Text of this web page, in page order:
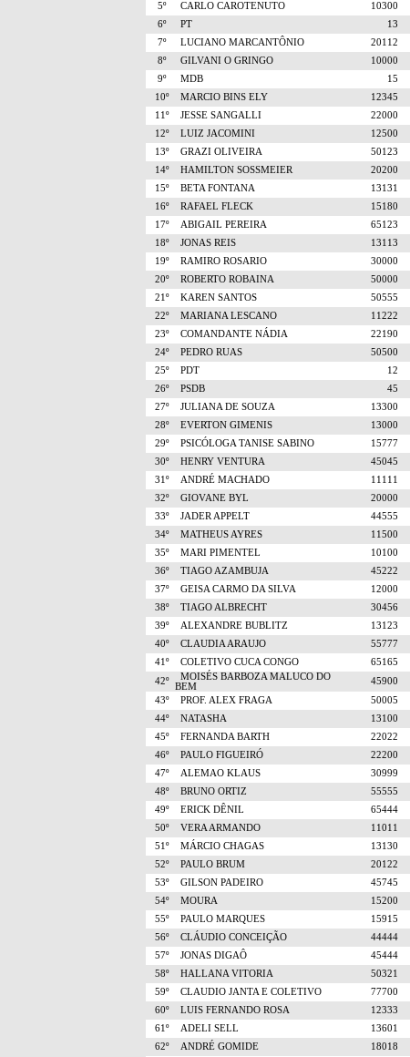
5º
CARLO CAROTENUTO 10300
6º
PT 13
7º
LUCIANO MARCANTÔNIO 20112
8º
GILVANI O GRINGO 10000
9º
MDB 15
10º
MARCIO BINS ELY 12345
11º
JESSE SANGALLI 22000
12º
LUIZ JACOMINI 12500
13º
GRAZI OLIVEIRA 50123
14º
HAMILTON SOSSMEIER 20200
15º
BETA FONTANA 13131
16º
RAFAEL FLECK 15180
17º
ABIGAIL PEREIRA 65123
18º
JONAS REIS 13113
19º
RAMIRO ROSARIO 30000
20º
ROBERTO ROBAINA 50000
21º
KAREN SANTOS 50555
22º
MARIANA LESCANO 11222
23º
COMANDANTE NÁDIA 22190
24º
PEDRO RUAS 50500
25º
PDT 12
26º
PSDB 45
27º
JULIANA DE SOUZA 13300
28º
EVERTON GIMENIS 13000
29º
PSICÓLOGA TANISE SABINO 15777
30º
HENRY VENTURA 45045
31º
ANDRÉ MACHADO 11111
32º
GIOVANE BYL 20000
33º
JADER APPELT 44555
34º
MATHEUS AYRES 11500
35º
MARI PIMENTEL 10100
36º
TIAGO AZAMBUJA 45222
37º
GEISA CARMO DA SILVA 12000
38º
TIAGO ALBRECHT 30456
39º
ALEXANDRE BUBLITZ 13123
40º
CLAUDIA ARAUJO 55777
41º
COLETIVO CUCA CONGO 65165
42º
MOISÉS BARBOZA MALUCO DO
BEM
45900
43º
PROF. ALEX FRAGA 50005
44º
NATASHA 13100
45º
FERNANDA BARTH 22022
46º
PAULO FIGUEIRÓ 22200
47º
ALEMAO KLAUS 30999
48º
BRUNO ORTIZ 55555
49º
ERICK DÊNIL 65444
50º
VERA ARMANDO 11011
51º
MÁRCIO CHAGAS 13130
52º
PAULO BRUM 20122
53º
GILSON PADEIRO 45745
54º
MOURA 15200
55º
PAULO MARQUES 15915
56º
CLÁUDIO CONCEIÇÃO 44444
57º
JONAS DIGAÔ 45444
58º
HALLANA VITORIA 50321
59º
CLAUDIO JANTA E COLETIVO 77700
60º
LUIS FERNANDO ROSA 12333
61º
ADELI SELL 13601
62º
ANDRÉ GOMIDE 18018